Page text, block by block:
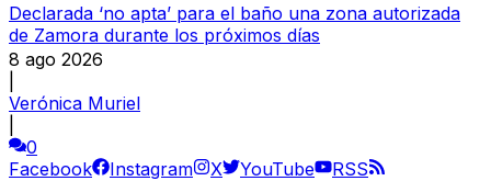
Declarada ‘no apta’ para el baño una zona autorizada
de Zamora durante los próximos días
8 ago 2026
Verónica Muriel
0
Facebook
Instagram X YouTube
RSS